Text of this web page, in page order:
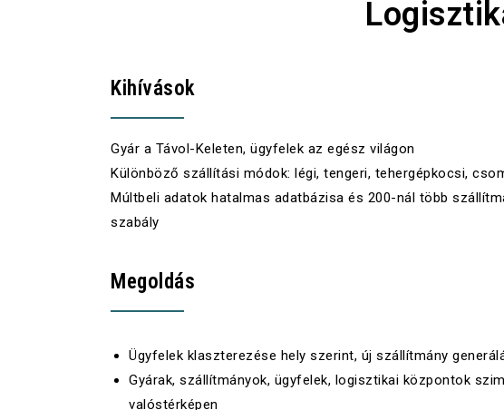
Kihívások
Gyár a Távol-Keleten, ügyfelek az egész világon
Különböző szállítási módok: légi, tengeri, tehergépkocsi,
Múltbeli adatok hatalmas adatbázisa és 200-nál több
szabály
Megoldás
Ügyfelek klaszterezése hely szerint, új szállítmány
Gyárak, szállítmányok, ügyfelek, logisztikai központok
valóstérképen